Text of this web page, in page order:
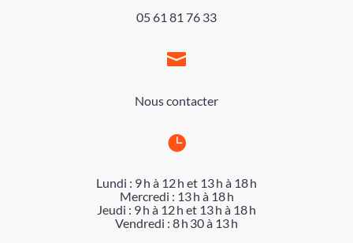
05 61 81 76 33

Nous contacter

Lundi : 9 h à 12 h et 13 h à 18 h
Mercredi : 13 h à 18 h
Jeudi : 9 h à 12 h et 13 h à 18 h
Vendredi : 8 h 30 à 13 h